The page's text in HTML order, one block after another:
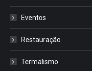
Eventos
Restauração
Termalismo